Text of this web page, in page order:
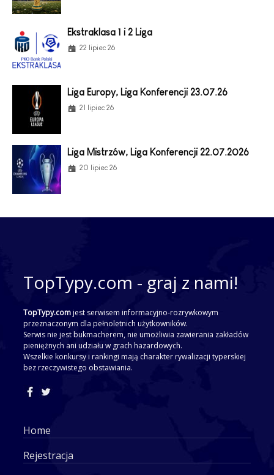
Ekstraklasa 1 i 2 Liga
22 lipiec 26
Liga Europy, Liga Konferencji 23.07.26
21 lipiec 26
Liga Mistrzów, Liga Konferencji 22.07.2026
20 lipiec 26
TopTypy.com - graj z nami!
TopTypy.comjest serwisem informacyjno-rozrywkowym
przeznaczonym dla pełnoletnich użytkowników.
Serwis nie jest bukmacherem, nie umożliwia zawierania zakładów
pieniężnych ani udziału w grach hazardowych.
Wszelkie konkursy i rankingi mają charakter rywalizacji typerskiej
bez rzeczywistego obstawiania.
Home
Rejestracja